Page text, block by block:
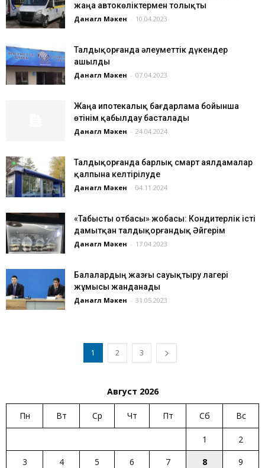
жаңа автокөліктермен толықты
Данагүл Мәкен - 10.04.2023
Талдықорғанда әлеуметтік дүкендер
ашылды
Данагүл Мәкен - 07.04.2023
Жаңа ипотекалық бағдарлама бойынша
өтінім қабылдау басталады
Данагүл Мәкен - 24.04.2024
Талдықорғанда барлық смарт аялдамалар
қалпына келтірілуде
Данагүл Мәкен - 04.11.2024
«Табысты отбасы» жобасы: Кондитерлік істі
дамытқан талдықорғандық Әйгерім
Данагүл Мәкен - 17.04.2023
Балалардың жазғы сауықтыру лагері
жұмысы жанданады
Данагүл Мәкен - 31.05.2023
1 2 3
Август 2026
Пн Вт Ср Чт Пт Сб Вс
1
2
3
4 5 6 7 8
9